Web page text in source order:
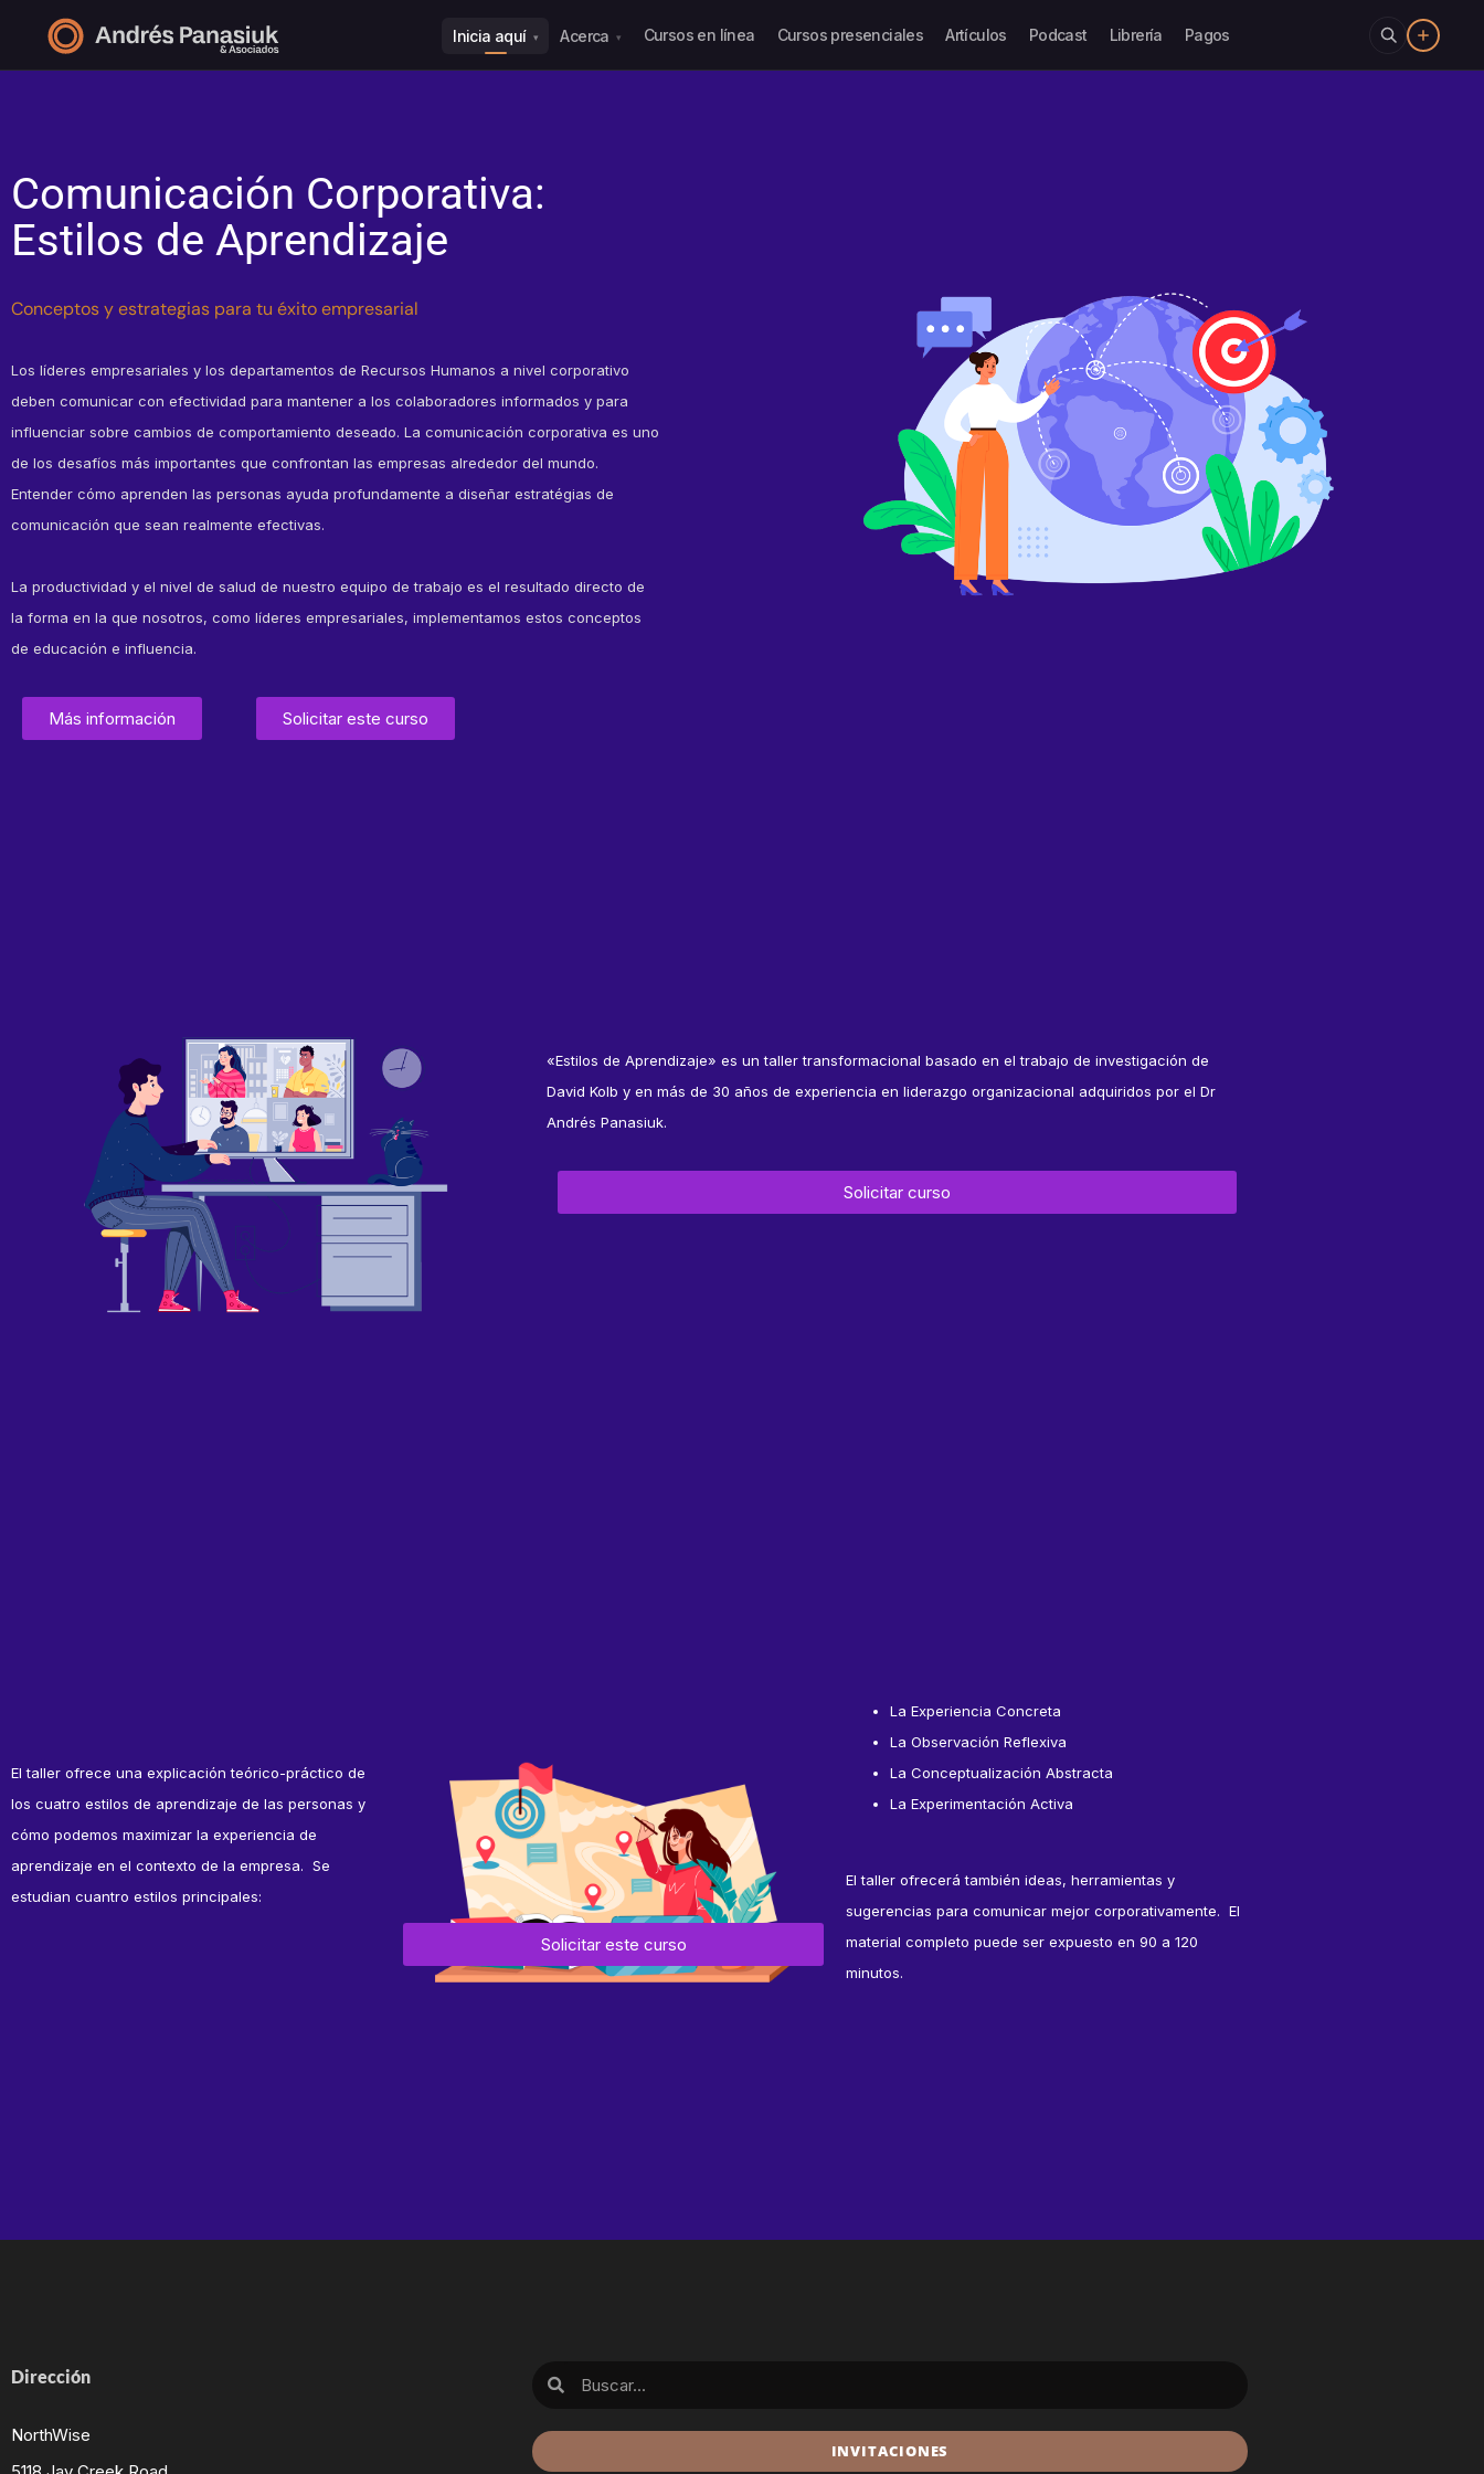
Inicia aquí ▾ Acerca ▾ Cursos en línea Cursos presenciales Artículos Podcast Librería Pagos
Comunicación Corporativa:
Estilos de Aprendizaje
Conceptos y estrategias para tu éxito empresarial
Los líderes empresariales y los departamentos de Recursos Humanos a nivel corporativo
deben comunicar con efectividad para mantener a los colaboradores informados y para
influenciar sobre cambios de comportamiento deseado. La comunicación corporativa es uno
de los desafíos más importantes que confrontan las empresas alrededor del mundo.
Entender cómo aprenden las personas ayuda profundamente a diseñar estratégias de
comunicación que sean realmente efectivas.
La productividad y el nivel de salud de nuestro equipo de trabajo es el resultado directo de
la forma en la que nosotros, como líderes empresariales, implementamos estos conceptos
de educación e influencia.
Más información Solicitar este curso
«Estilos de Aprendizaje» es un taller transformacional basado en el trabajo de investigación de
David Kolb y en más de 30 años de experiencia en liderazgo organizacional adquiridos por el Dr
Andrés Panasiuk.
Solicitar curso
El taller ofrece una explicación teórico-práctico de
los cuatro estilos de aprendizaje de las personas y
cómo podemos maximizar la experiencia de
aprendizaje en el contexto de la empresa. Se
estudian cuantro estilos principales:
Solicitar este curso
La Experiencia Concreta
La Observación Reflexiva
La Conceptualización Abstracta
La Experimentación Activa
El taller ofrecerá también ideas, herramientas y
sugerencias para comunicar mejor corporativamente. El
material completo puede ser expuesto en 90 a 120
minutos.
Dirección
NorthWise
INVITACIONES